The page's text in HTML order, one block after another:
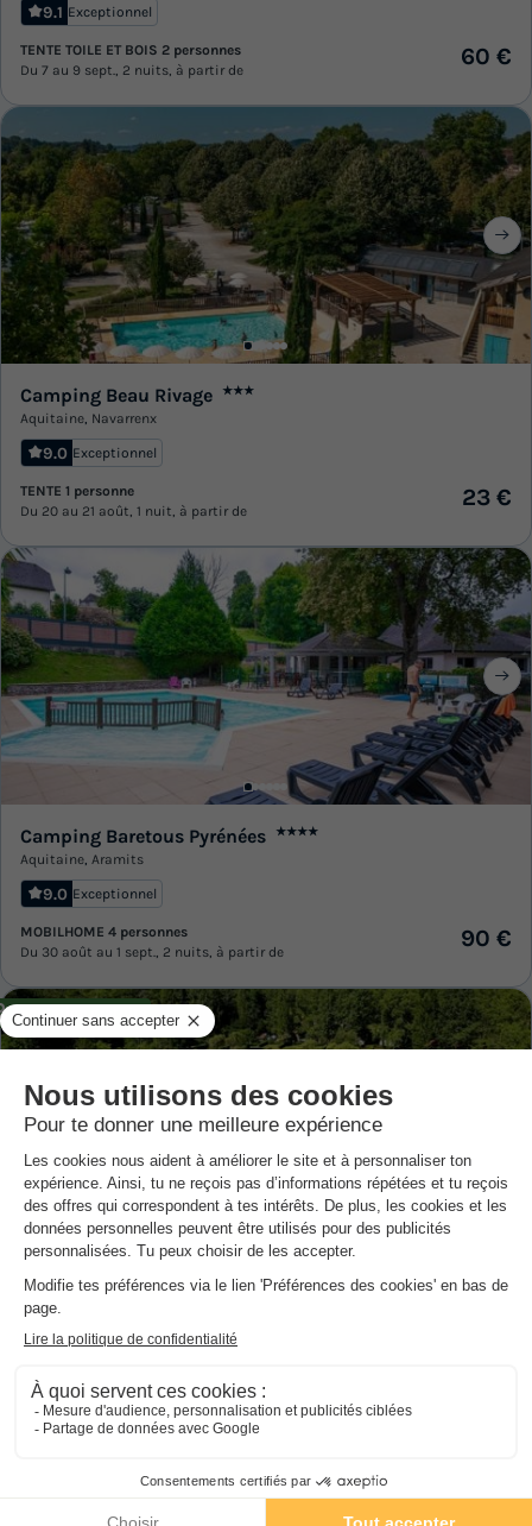
9.1 Exceptionnel
TENTE TOILE ET BOIS 2 personnes
Du 7 au 9 sept., 2 nuits, à partir de
60 €
Camping Beau Rivage ★★★
Aquitaine, Navarrenx
9.0 Exceptionnel
TENTE 1 personne
Du 20 au 21 août, 1 nuit, à partir de
23 €
Camping Baretous Pyrénées ★★★★
Aquitaine, Aramits
9.0 Exceptionnel
MOBILHOME 4 personnes
Du 30 août au 1 sept., 2 nuits, à partir de
90 €
Annulation gratuite
Camping la Comtesse
8.8 Excellent
Du 22 au 24 sept., 2 nuits, à partir de